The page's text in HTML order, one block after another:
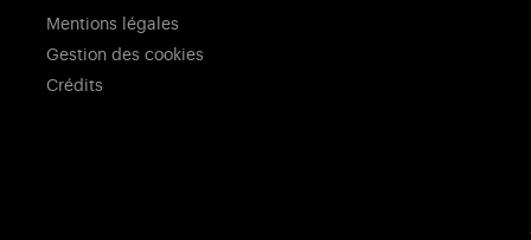
Mentions légales
Gestion des cookies
Crédits